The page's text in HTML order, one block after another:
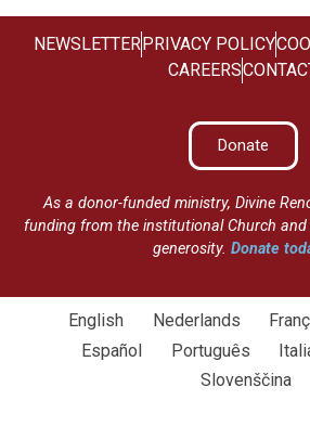
NEWSLETTER PRIVACY POLICY
CAREERS
Donate
As a donor-funded ministry, Divine
funding from the institutional Church and
generosity.Donate
English Nederlands
Español
Português
Slovenščina